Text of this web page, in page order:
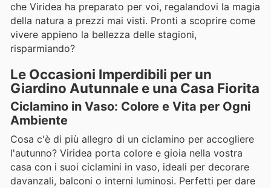
che Viridea ha preparato per voi, regalandovi la magia
della natura a prezzi mai visti. Pronti a scoprire come
vivere appieno la bellezza delle stagioni,
risparmiando?
Le Occasioni Imperdibili per un
Giardino Autunnale e una Casa Fiorita
Ciclamino in Vaso: Colore e Vita per Ogni
Ambiente
Cosa c'è di più allegro di un ciclamino per accogliere
l'autunno? Viridea porta colore e gioia nella vostra
casa con i suoi ciclamini in vaso, ideali per decorare
davanzali, balconi o interni luminosi. Perfetti per dare